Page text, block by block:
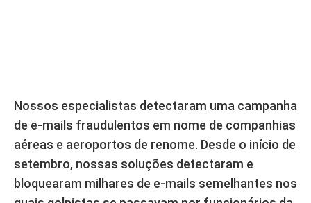
Nossos especialistas detectaram uma campanha
de e-mails fraudulentos em nome de companhias
aéreas e aeroportos de renome. Desde o início de
setembro, nossas soluções detectaram e
bloquearam milhares de e-mails semelhantes nos